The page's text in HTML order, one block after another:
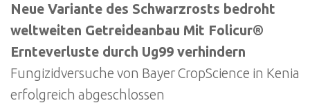
Neue Variante des Schwarzrosts bedroht
weltweiten Getreideanbau Mit Folicur®
Ernteverluste durch Ug99 verhindern
Fungizidversuche von Bayer CropScience in Kenia
erfolgreich abgeschlossen